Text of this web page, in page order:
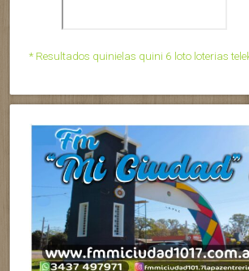
* Resultados quinielas quini 6 loto loterias